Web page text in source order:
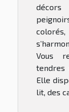
décors
Vous
tendres
Elle
lit, des